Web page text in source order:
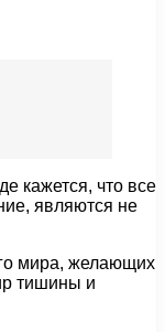
кажется, что все
являются не
мира, желающих
тишины и